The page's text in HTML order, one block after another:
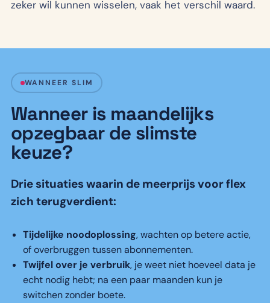
zeker wil kunnen wisselen, vaak het verschil waard.
WANNEER SLIM
Wanneer is maandelijks
opzegbaar de slimste
keuze?
Drie situaties waarin de meerprijs voor flex
zich terugverdient:
Tijdelijke noodoplossing, wachten op betere actie,
of overbruggen tussen abonnementen.
Twijfel over je verbruik, je weet niet hoeveel data je
echt nodig hebt; na een paar maanden kun je
switchen zonder boete.